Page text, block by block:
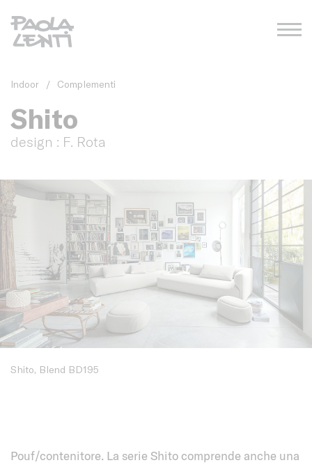
Indoor / Complementi
Shito
design : F. Rota
Shito, Blend BD195
Pouf/contenitore. La serie Shito comprende anche una